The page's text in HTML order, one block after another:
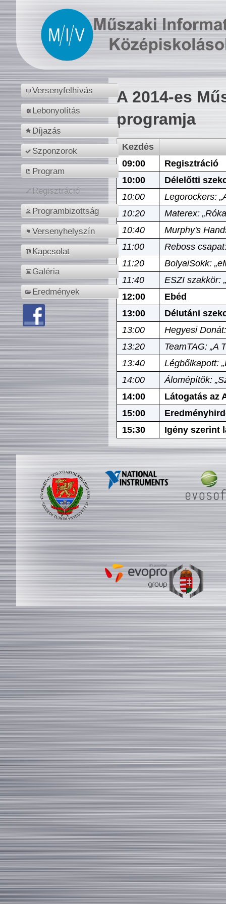
Versenyfelhívás
Lebonyolítás
Díjazás
Szponzorok
Program
Regisztráció
Programbizottság
Versenyhelyszín
Kapcsolat
Galéria
Eredmények
A 2014-es
programja
Kezdés
09:00
Regisztráció
10:00
Délelőtti
10:00
Legorockers:
10:20
Materex:
10:40
Murphy's
11:00
Reboss
11:20
BolyaiSokk:
11:40
ESZI szakkör:
12:00
Ebéd
13:00
Délutáni
13:00
Hegyesi
13:20
TeamTAG: „A
13:40
Légbőlkapott:
14:00
Álomépítők:
14:00
Látogatás az
15:00
15:30
Igény szerint